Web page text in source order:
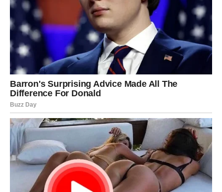
Ljubav donosi mnogo lepih emocija, posebno onima koji
su dugo bili usamljeni.
Sudbina vam konačno šalje znak da je vreme za sreću.
JARAC – OSTVARUJE SE DUGA
ŽELJA
Jarčevi će upravo oko 7. jula imati osećaj da se nešto
veliko sprema.
I biće u pravu.